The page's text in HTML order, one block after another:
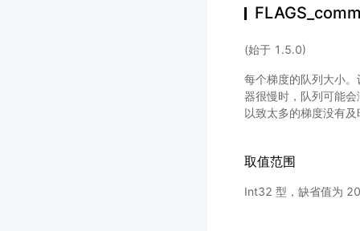
(始于 1.5.0)
每个梯度的队列大小
器很慢时，队列可能
以致太多的梯度没有
取值范围
Int32 型，缺省值为